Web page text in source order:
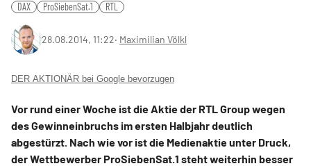
DAX ProSiebenSat.1 RTL
28.08.2014, 11:22‧ Maximilian Völkl
DER AKTIONÄR bei Google bevorzugen
Vor rund einer Woche ist die Aktie der RTL Group wegen
des Gewinneinbruchs im ersten Halbjahr deutlich
abgestürzt. Nach wie vor ist die Medienaktie unter Druck,
der Wettbewerber ProSiebenSat.1 steht weiterhin besser